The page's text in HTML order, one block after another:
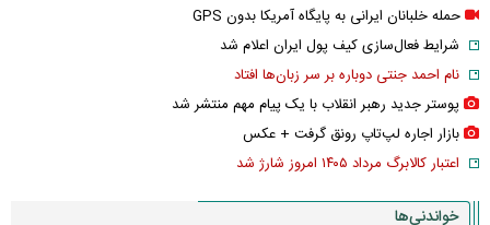
حمله خلبانان ایرانی به پایگاه آمریکا بدون GPS
شرایط فعال‌سازی کیف پول ایران اعلام شد
نام احمد جنتی دوباره بر سر زبان‌ها افتاد
پوستر جدید رهبر انقلاب با یک پیام مهم منتشر شد
بازار اجاره لپ‌تاپ رونق گرفت + عکس
اعتبار کالابرگ مرداد ۱۴۰۵ امروز شارژ شد
خواندنی‌ها